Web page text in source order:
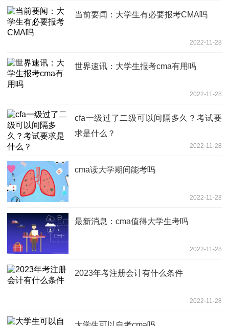
当前要闻：大学生有必要报考CMA吗
2022-11-28
世界速讯：大学生报考cma有用吗
2022-11-28
cfa一级过了二级可以间隔多久？考试要
求是什么？
2022-11-28
cma读大学期间能考吗
2022-11-28
最新消息：cma值得大学生考吗
2022-11-28
2023年考注册会计有什么条件
2022-11-28